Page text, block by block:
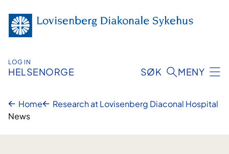
content
LOG IN
HELSENORGE SØK MENY
Home
Research at Lovisenberg Diaconal Hospital
News